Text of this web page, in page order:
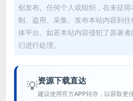
创发布。任何个人或组织，在未征
制、盗用、采集、发布本站内容到
体平台。如若本站内容侵犯了原著
们进行处理。
💡资源下载直达
建议使用官方APP转存，以获取更